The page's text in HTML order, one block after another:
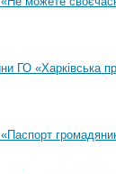
ГО «Харківська